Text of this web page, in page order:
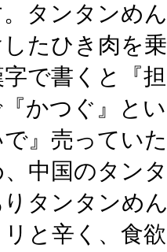
タンタンめ
したひき肉を
で書くと『
かつぐ』と
で』売ってい
中国のタン
タンタンめ
と辛く、食